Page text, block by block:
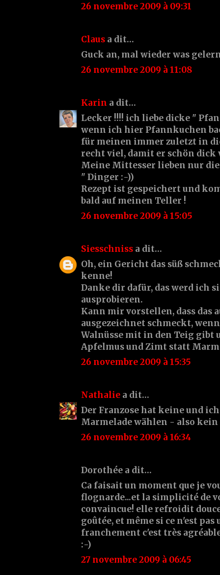
26 novembre 2009 à 09:31
Claus a dit…
Guck an, mal wieder was
26 novembre 2009 à 11:08
Karin a dit…
Lecker !!!! ich liebe dicke "
wenn ich hier Pfannkuchen
für meinen immer zuletzt in
recht viel, damit er schön dick
Meine Mittesser lieben nur
" Dinger :-))
Rezept ist gespeichert und
bald auf meinen Teller !
26 novembre 2009 à 15:05
Siesschniss a dit…
Oh, ein Gericht das süß
kenne!
Danke dir dafür, das werd ich
ausprobieren.
Kann mir vorstellen, dass das
ausgezeichnet schmeckt,
Walnüsse mit in den Teig gibt
Apfelmus und Zimt statt
26 novembre 2009 à 15:35
Nathalie a dit…
Der Franzose hat keine und
Marmelade wählen - also kein
26 novembre 2009 à 16:34
Dorothée a dit…
Ca faisait un moment que je
flognarde...et la simplicité de
convaincue! elle refroidit
goûtée, et même si ce n'est
franchement c'est très
:-)
27 novembre 2009 à 06:45